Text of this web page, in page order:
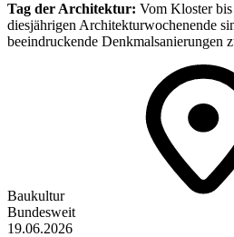
Tag der Architektur: Vom Kloster
diesjährigen Architekturwochenende
beeindruckende Denkmalsanierungen
Baukultur
Bundesweit
19.06.2026